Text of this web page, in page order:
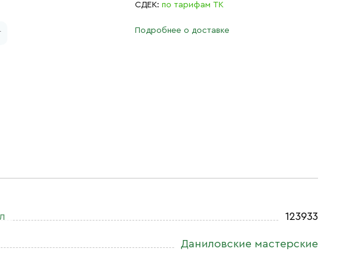
СДЕК: по тарифам ТК
Подробнее о доставке
123933
Даниловские мастерские